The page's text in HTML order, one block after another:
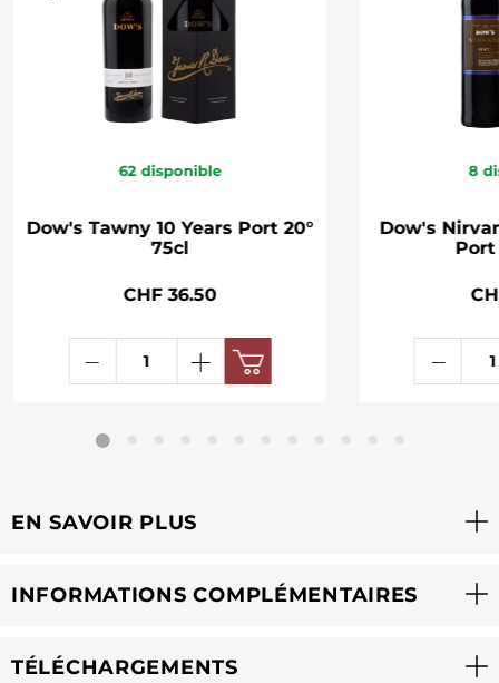
62 disponible
Dow's Tawny 10 Years Port 20°
75cl
CHF 36.50
8
Dow's
Port
EN SAVOIR PLUS
INFORMATIONS COMPLÉMENTAIRES
TÉLÉCHARGEMENTS